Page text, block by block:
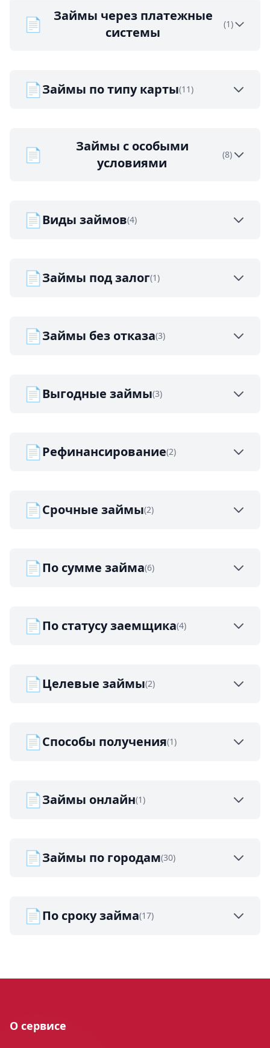
📄
Займы через платежные
системы
(1)
📄Займы по типу карты(11)
📄
Займы с особыми
условиями
(8)
📄Виды займов(4)
📄Займы под залог(1)
📄Займы без отказа(3)
📄Выгодные займы(3)
📄Рефинансирование(2)
📄Срочные займы(2)
📄По сумме займа(6)
📄По статусу заемщика(4)
📄Целевые займы(2)
📄Способы получения(1)
📄Займы онлайн(1)
📄Займы по городам(30)
📄По сроку займа(17)
О сервисе